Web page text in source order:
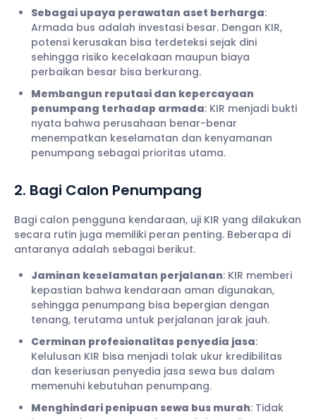
Sebagai upaya perawatan aset berharga:
Armada bus adalah investasi besar. Dengan KIR,
potensi kerusakan bisa terdeteksi sejak dini
sehingga risiko kecelakaan maupun biaya
perbaikan besar bisa berkurang.
Membangun reputasi dan kepercayaan
penumpang terhadap armada: KIR menjadi bukti
nyata bahwa perusahaan benar-benar
menempatkan keselamatan dan kenyamanan
penumpang sebagai prioritas utama.
2. Bagi Calon Penumpang
Bagi calon pengguna kendaraan, uji KIR yang dilakukan
secara rutin juga memiliki peran penting. Beberapa di
antaranya adalah sebagai berikut.
Jaminan keselamatan perjalanan: KIR memberi
kepastian bahwa kendaraan aman digunakan,
sehingga penumpang bisa bepergian dengan
tenang, terutama untuk perjalanan jarak jauh.
Cerminan profesionalitas penyedia jasa:
Kelulusan KIR bisa menjadi tolak ukur kredibilitas
dan keseriusan penyedia jasa sewa bus dalam
memenuhi kebutuhan penumpang.
Menghindari penipuan sewa bus murah: Tidak